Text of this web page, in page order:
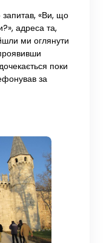
запитав, «Ви, що
адреса та,
ми оглянути
поки
за